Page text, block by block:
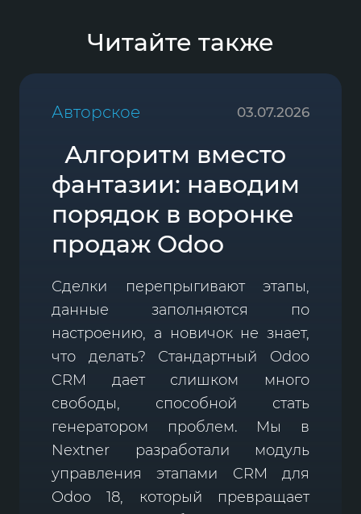
Читайте также
Авторское 03.07.2026
Алгоритм вместо
фантазии: наводим
порядок в воронке
продаж Odoo
Сделки перепрыгивают этапы,
данные заполняются по
настроению, а новичок не знает,
что делать? Стандартный Odoo
CRM дает слишком много
свободы, способной стать
генератором проблем. Мы в
Nextner разработали модуль
управления этапами CRM для
Odoo 18, который превращает